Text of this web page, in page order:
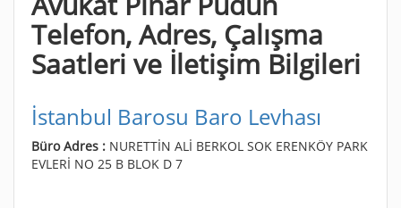
Telefon, Adres, Çalışma
Saatleri ve İletişim Bilgileri
İstanbul Barosu Baro Levhası
Büro Adres : NURETTİN ALİ BERKOL SOK ERENKÖY PARK
EVLERİ NO 25 B BLOK D 7